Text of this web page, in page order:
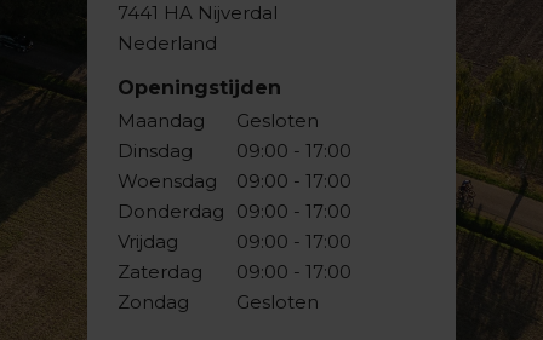
7441 HA Nijverdal
Nederland
Openingstijden
Maandag
Dinsdag
Woensdag
Donderdag
Vrijdag
Zaterdag
Zondag
Gesloten
09:00 - 17:00
09:00 - 17:00
09:00 - 17:00
09:00 - 17:00
09:00 - 17:00
Gesloten